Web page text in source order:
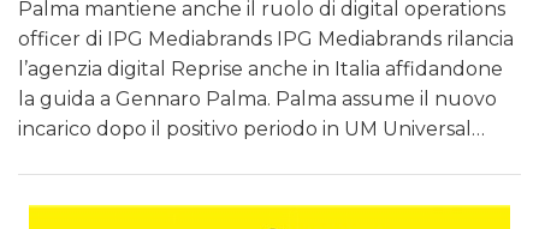
Palma mantiene anche il ruolo di digital operations
officer di IPG Mediabrands IPG Mediabrands rilancia
l’agenzia digital Reprise anche in Italia affidandone
la guida a Gennaro Palma. Palma assume il nuovo
incarico dopo il positivo periodo in UM Universal…